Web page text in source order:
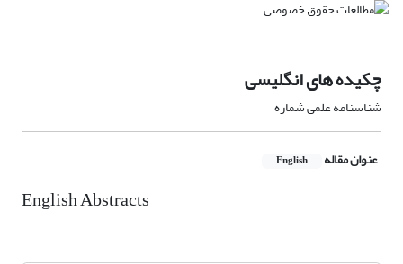
چکیده های انگلیسی
شناسنامه علمی شماره
عنوان مقاله English
English Abstracts